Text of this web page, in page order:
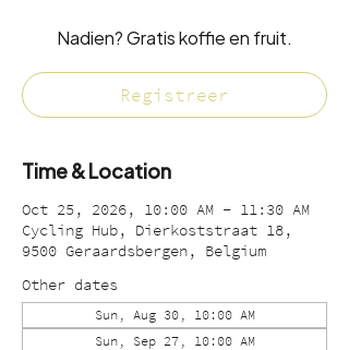
Nadien? Gratis koffie en fruit.
Registreer
Time & Location
Oct 25, 2026, 10:00 AM – 11:30 AM
Cycling Hub, Dierkoststraat 18,
9500 Geraardsbergen, Belgium
Other dates
Sun, Aug 30, 10:00 AM
Sun, Sep 27, 10:00 AM